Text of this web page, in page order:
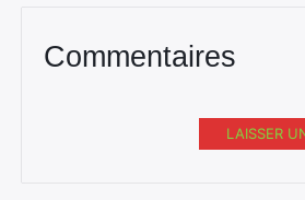
Commentaires
LAISSER